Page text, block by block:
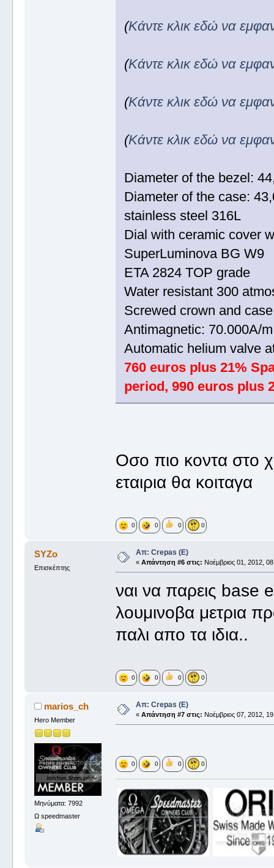
(Κάντε κλικ εδώ να
(Κάντε κλικ εδώ να
(Κάντε κλικ εδώ να
(Κάντε κλικ εδώ να
Diameter of the bezel:
Diameter of the case:
stainless steel 316L
Dial with ceramic cover
SuperLuminova BG W9
ETA 2824 TOP grade
Water resistant 300
Screwed crown and
Antimagnetic: 70.000A/
Automatic helium valve
760 euros plus 21%
period, 990 euros plus
Οσο πιο κοντα στο
εταιρια θα κοιταγα
0 0 0 0
SYZo
Επισκέπτης
Απ: Crepas (E)
« Απάντηση #6 στις: Νοέμβριος 01, 2012,
ναι να παρεις base
λουμινοβα μετρια
παλι απο τα ιδια..
0 0 0 0
marios_ch
Hero Member
Μηνύματα: 7992
Ω speedmaster
Απ: Crepas (E)
« Απάντηση #7 στις: Νοέμβριος 07, 2012,
0 0 0 0